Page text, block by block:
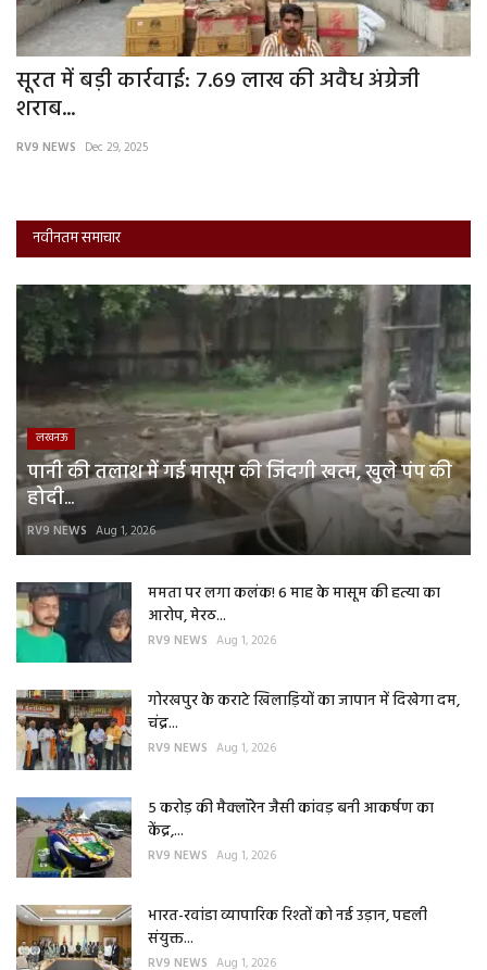
सूरत में बड़ी कार्रवाई: 7.69 लाख की अवैध अंग्रेजी
शराब...
RV9 NEWS Dec 29, 2025
नवीनतम समाचार
लखनऊ
पानी की तलाश में गई मासूम की जिंदगी खत्म, खुले पंप की
होदी...
RV9 NEWS Aug 1, 2026
ममता पर लगा कलंक! 6 माह के मासूम की हत्या का
आरोप, मेरठ...
RV9 NEWS Aug 1, 2026
गोरखपुर के कराटे खिलाड़ियों का जापान में दिखेगा दम,
चंद्र...
RV9 NEWS Aug 1, 2026
5 करोड़ की मैक्लॉरेन जैसी कांवड़ बनी आकर्षण का
केंद्र,...
RV9 NEWS Aug 1, 2026
भारत-रवांडा व्यापारिक रिश्तों को नई उड़ान, पहली
संयुक्त...
RV9 NEWS Aug 1, 2026